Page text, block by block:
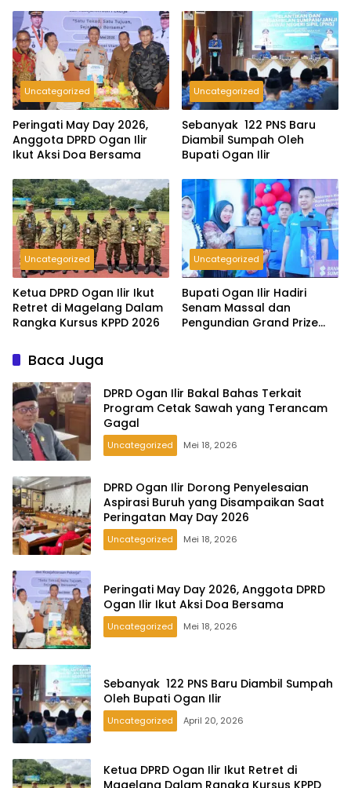
2026
Uncategorized
Peringati May Day 2026,
Anggota DPRD Ogan Ilir
Ikut Aksi Doa Bersama
Uncategorized
Sebanyak 122 PNS Baru
Diambil Sumpah Oleh
Bupati Ogan Ilir
Uncategorized
Ketua DPRD Ogan Ilir Ikut
Retret di Magelang Dalam
Rangka Kursus KPPD 2026
Uncategorized
Bupati Ogan Ilir Hadiri
Senam Massal dan
Pengundian Grand Prize
Baca Juga
DPRD Ogan Ilir Bakal Bahas Terkait
Program Cetak Sawah yang Terancam
Gagal
Uncategorized Mei 18, 2026
DPRD Ogan Ilir Dorong Penyelesaian
Aspirasi Buruh yang Disampaikan Saat
Peringatan May Day 2026
Uncategorized Mei 18, 2026
Peringati May Day 2026, Anggota DPRD
Ogan Ilir Ikut Aksi Doa Bersama
Uncategorized Mei 18, 2026
Sebanyak 122 PNS Baru Diambil Sumpah
Oleh Bupati Ogan Ilir
Uncategorized April 20, 2026
Ketua DPRD Ogan Ilir Ikut Retret di